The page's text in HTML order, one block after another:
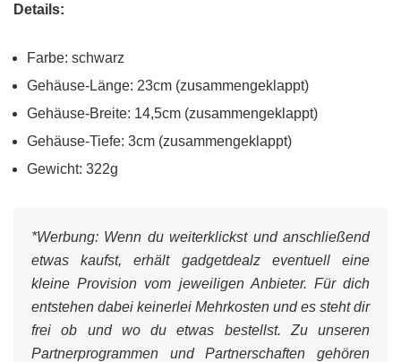
Details:
Farbe: schwarz
Gehäuse-Länge: 23cm (zusammengeklappt)
Gehäuse-Breite: 14,5cm (zusammengeklappt)
Gehäuse-Tiefe: 3cm (zusammengeklappt)
Gewicht: 322g
*Werbung: Wenn du weiterklickst und anschließend
etwas kaufst, erhält gadgetdealz eventuell eine
kleine Provision vom jeweiligen Anbieter. Für dich
entstehen dabei keinerlei Mehrkosten und es steht dir
frei ob und wo du etwas bestellst. Zu unseren
Partnerprogrammen und Partnerschaften gehören